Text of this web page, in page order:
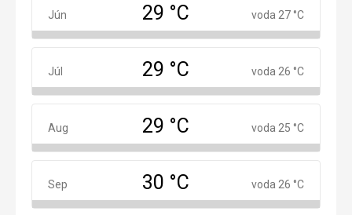
Jún
Jún 29 °C voda 27 °C
Júl
Júl 29 °C voda 26 °C
August
Aug 29 °C voda 25 °C
September
Sep 30 °C voda 26 °C